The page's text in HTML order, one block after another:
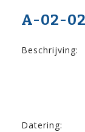
A-02-
Beschrijving:
Datering: